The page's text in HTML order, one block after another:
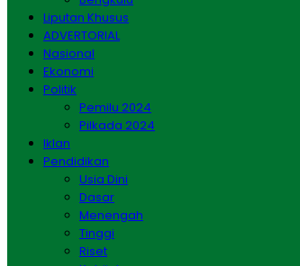
Liputan Khusus
ADVERTORIAL
Nasional
Ekonomi
Politik
Pemilu 2024
Pilkada 2024
Iklan
Pendidikan
Usia Dini
Dasar
Menengah
Tinggi
Riset